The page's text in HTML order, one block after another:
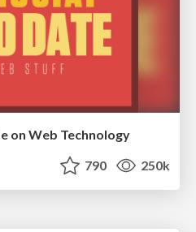
on Web Technology
790 250k